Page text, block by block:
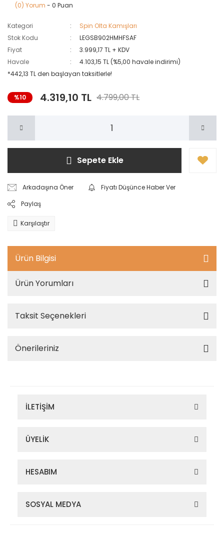
(0) Yorum - 0 Puan
Kategori
Spin Olta Kamışları
Stok Kodu
LEGSB902HMHFSAF
Fiyat
3.999,17 TL + KDV
Havale
4.103,15 TL (%5,00 havale indirimi)
*442,13 TL den başlayan taksitlerle!
%10 4.319,10 TL 4.799,00 TL
Sepete Ekle
Arkadaşına Öner
Fiyatı Düşünce Haber Ver
Paylaş
Karşılaştır
Ürün Bilgisi
Ürün Yorumları
Taksit Seçenekleri
Önerileriniz
İLETİŞİM
ÜYELİK
HESABIM
SOSYAL MEDYA